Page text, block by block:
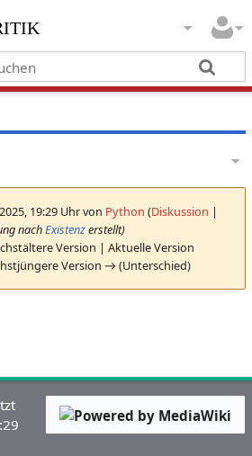
19:29 Uhr von Python (Diskussion |
nachExistenzerstellt)
Version | Aktuelle Version
Version → (Unterschied)